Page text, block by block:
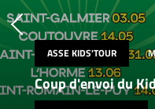
ASSE KIDS'TOUR
Coup d'envoi du